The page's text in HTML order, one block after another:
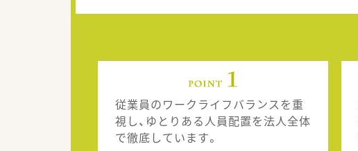
従業員のワークライフバランスを重
視し、ゆとりある人員配置を法人全体
で徹底しています。